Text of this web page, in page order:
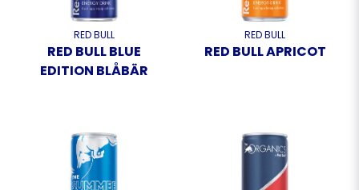
RED BULL
RED BULL BLUE
EDITION BLÅBÄR
RED BULL
RED BULL APRICOT